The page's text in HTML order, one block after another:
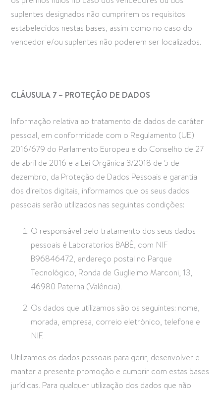
suplentes designados não cumprirem os requisitos
estabelecidos nestas bases, assim como no caso do
vencedor e/ou suplentes não poderem ser localizados.
CLÁUSULA 7 – PROTEÇÃO DE DADOS
Informação relativa ao tratamento de dados de caráter
pessoal, em conformidade com o Regulamento (UE)
2016/679 do Parlamento Europeu e do Conselho de 27
de abril de 2016 e a Lei Orgânica 3/2018 de 5 de
dezembro, da Proteção de Dados Pessoais e garantia
dos direitos digitais, informamos que os seus dados
pessoais serão utilizados nas seguintes condições:
O responsável pelo tratamento dos seus dados
pessoais é Laboratorios BABÉ, com NIF
B96846472, endereço postal no Parque
Tecnológico, Ronda de Guglielmo Marconi, 13,
46980 Paterna (Valência).
Os dados que utilizamos são os seguintes: nome,
morada, empresa, correio eletrónico, telefone e
NIF.
Utilizamos os dados pessoais para gerir, desenvolver e
manter a presente promoção e cumprir com estas bases
jurídicas. Para qualquer utilização dos dados que não